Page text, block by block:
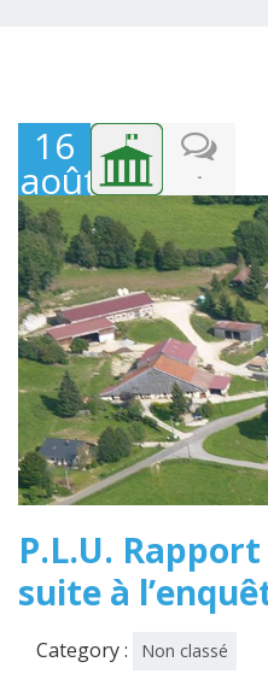
16
août
2017
-
P.L.U.
suite à
Category : Non classé